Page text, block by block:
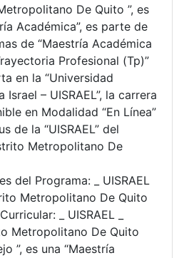
De Quito ”, es
Académica”, es parte de
de “Maestría Académica
Profesional (Tp)”
en la “Universidad
Israel – UISRAEL”, la carrera
en Modalidad “En Línea”
de la “UISRAEL” del
Metropolitano De
del Programa: _ UISRAEL
Metropolitano De Quito
_ UISRAEL _
Metropolitano De Quito
”, es una “Maestría